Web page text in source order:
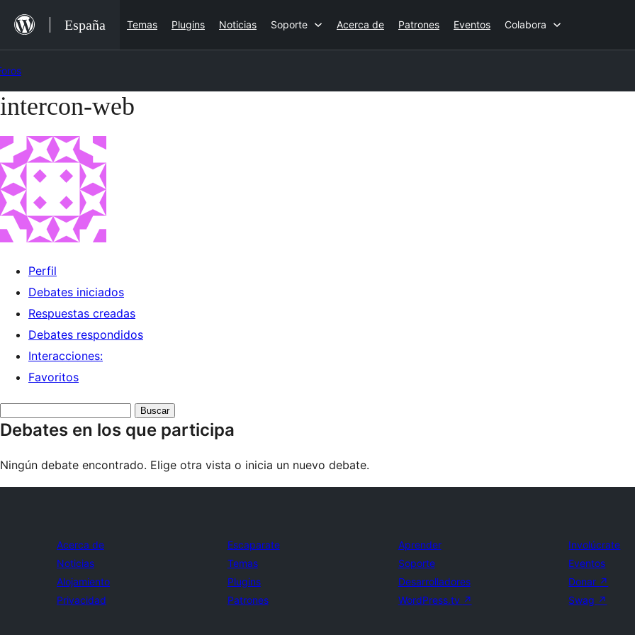
contenido
España Temas Plugins Noticias Soporte Acerca de Patrones Eventos Colabora
Saltar
contenido
intercon-web
Perfil
Debates iniciados
Respuestas creadas
Debates respondidos
Interacciones:
Favoritos
debates:
Debates en los que participa
Ningún debate encontrado. Elige otra vista o inicia un nuevo debate.
Acerca de
Noticias
Alojamiento
Privacidad
Escaparate
Temas
Plugins
Patrones
Aprender
Soporte
Desarrolladores
WordPress.tv ↗
Involúcrate
Eventos
Donar ↗
Swag ↗